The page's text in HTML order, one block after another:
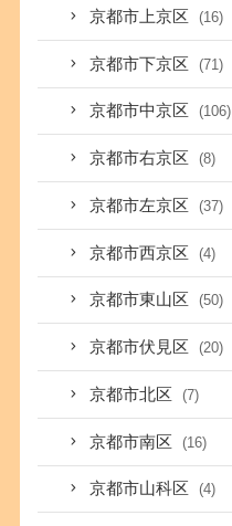
京都市上京区 (16)
京都市下京区 (71)
京都市中京区 (106)
京都市右京区 (8)
京都市左京区 (37)
京都市西京区 (4)
京都市東山区 (50)
京都市伏見区 (20)
京都市北区 (7)
京都市南区 (16)
京都市山科区 (4)